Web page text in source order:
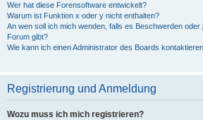
Wer hat diese Forensoftware entwickelt?
Warum ist Funktion x oder y nicht enthalten?
An wen soll ich mich wenden, falls es Beschwerden
Forum gibt?
Wie kann ich einen Administrator des Boards
Registrierung und Anmeldung
Wozu muss ich mich registrieren?